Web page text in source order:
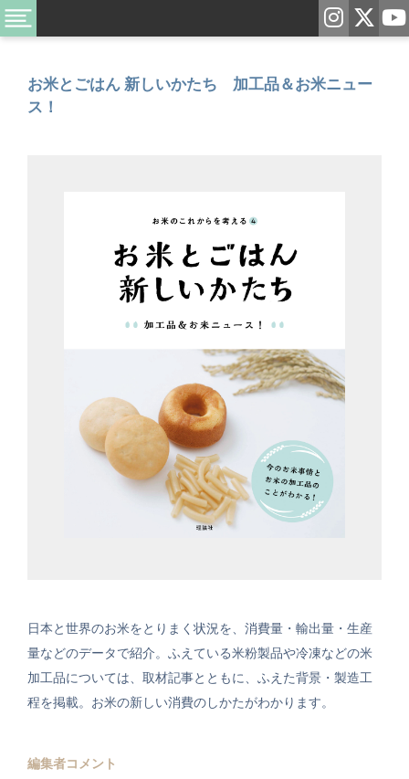
お米とごはん 新しいかたち 加工品＆お米ニュー
ス！
日本と世界のお米をとりまく状況を、消費量・輸出量・生産
量などのデータで紹介。ふえている米粉製品や冷凍などの米
加工品については、取材記事とともに、ふえた背景・製造工
程を掲載。お米の新しい消費のしかたがわかります。
編集者コメント